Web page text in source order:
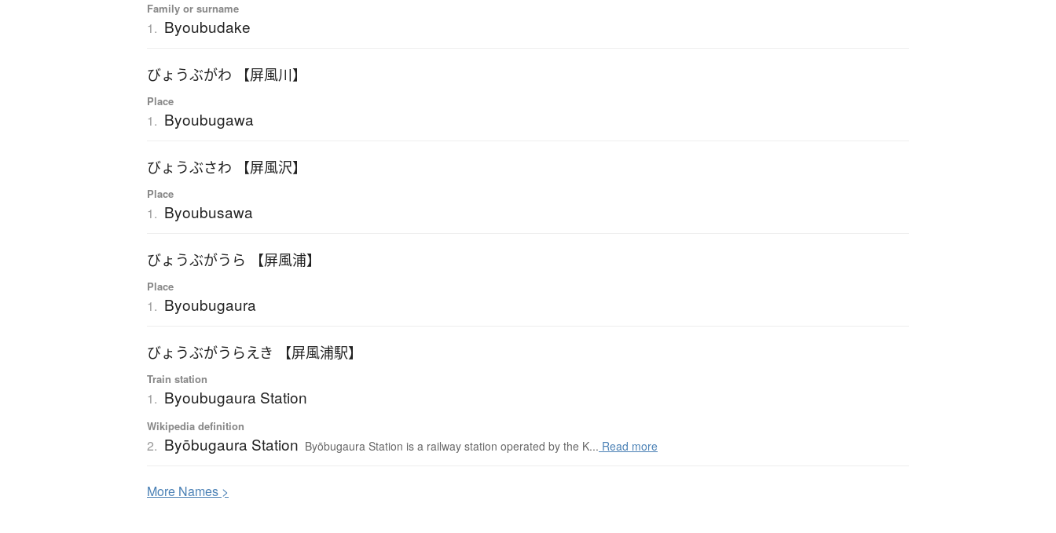
Family or surname
1. Byoubudake
びょうぶがわ 【屏風川】
Place
1. Byoubugawa
びょうぶさわ 【屏風沢】
Place
1. Byoubusawa
びょうぶがうら 【屏風浦】
Place
1. Byoubugaura
びょうぶがうらえき 【屏風浦駅】
Train station
1. Byoubugaura Station
Wikipedia definition
2. Byōbugaura Station Byōbugaura Station is a railway station operated by the K... Read more
More Names >